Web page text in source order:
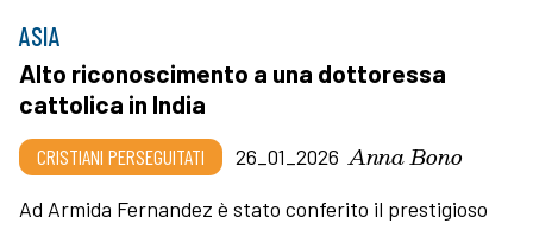
ASIA
Alto riconoscimento a una dottoressa
cattolica in India
CRISTIANI PERSEGUITATI 26_01_2026 Anna Bono
Ad Armida Fernandez è stato conferito il prestigioso